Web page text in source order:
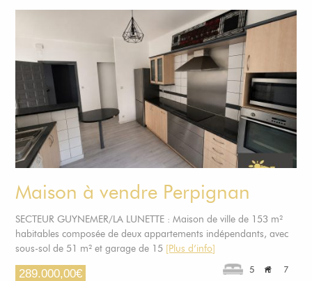
Maison à vendre Perpignan
SECTEUR GUYNEMER/LA LUNETTE : Maison de ville de 153 m²
habitables composée de deux appartements indépendants, avec
sous-sol de 51 m² et garage de 15 [Plus d’info]
5 7
289.000,00€